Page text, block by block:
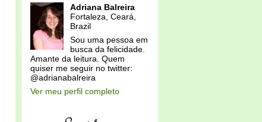
Adriana Balreira
Fortaleza, Ceará,
Brazil
Sou uma pessoa em
busca da felicidade.
Amante da leitura. Quem
quiser me seguir no twitter:
@adrianabalreira
Ver meu perfil completo